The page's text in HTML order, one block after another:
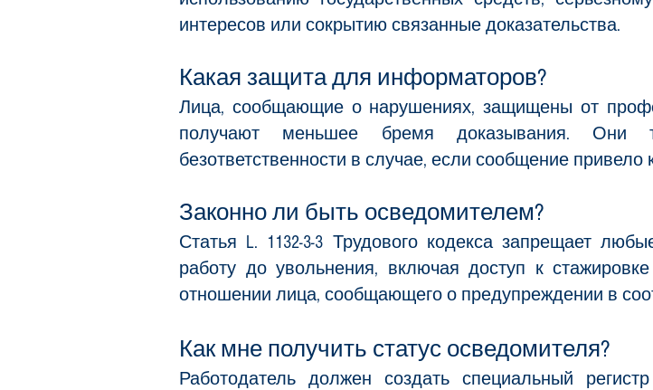
интересов или сокрытию связанные доказательства.
Какая защита для информаторов?
Лица, сообщающие о нарушениях, защищены от
получают меньшее бремя доказывания. Они
безответственности в случае, если сообщение
Законно ли быть осведомителем?
Статья L. 1132-3-3 Трудового кодекса запрещает
работу до увольнения, включая доступ к
отношении лица, сообщающего о предупреждении в
Как мне получить статус осведомителя?
Работодатель должен создать специальный